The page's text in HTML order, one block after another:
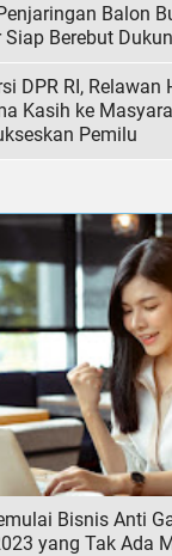
Balon
Berebut
DPR RI, Relawan
Kasih ke
Pemilu
Bisnis Anti
yang Tak Ada